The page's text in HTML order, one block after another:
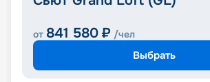
от 841 580 ₽ /чел
Выбрать